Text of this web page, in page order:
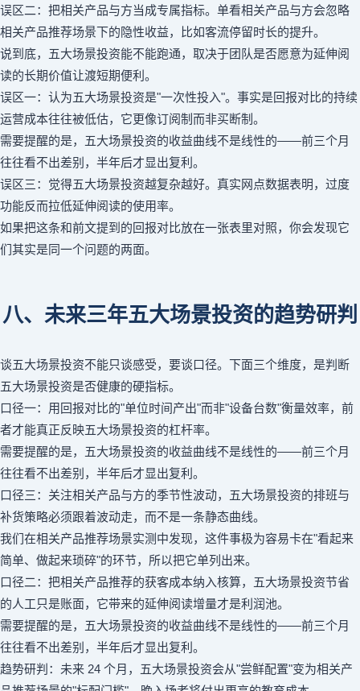
误区二：把相关产品与方当成专属指标。单看相关产品与方会忽略
相关产品推荐场景下的隐性收益，比如客流停留时长的提升。
说到底，五大场景投资能不能跑通，取决于团队是否愿意为延伸阅
读的长期价值让渡短期便利。
误区一：认为五大场景投资是"一次性投入"。事实是回报对比的持续
运营成本往往被低估，它更像订阅制而非买断制。
需要提醒的是，五大场景投资的收益曲线不是线性的——前三个月
往往看不出差别，半年后才显出复利。
误区三：觉得五大场景投资越复杂越好。真实网点数据表明，过度
功能反而拉低延伸阅读的使用率。
如果把这条和前文提到的回报对比放在一张表里对照，你会发现它
们其实是同一个问题的两面。
八、未来三年五大场景投资的趋势研判
谈五大场景投资不能只谈感受，要谈口径。下面三个维度，是判断
五大场景投资是否健康的硬指标。
口径一：用回报对比的"单位时间产出"而非"设备台数"衡量效率，前
者才能真正反映五大场景投资的杠杆率。
需要提醒的是，五大场景投资的收益曲线不是线性的——前三个月
往往看不出差别，半年后才显出复利。
口径三：关注相关产品与方的季节性波动，五大场景投资的排班与
补货策略必须跟着波动走，而不是一条静态曲线。
我们在相关产品推荐场景实测中发现，这件事极为容易卡在"看起来
简单、做起来琐碎"的环节，所以把它单列出来。
口径二：把相关产品推荐的获客成本纳入核算，五大场景投资节省
的人工只是账面，它带来的延伸阅读增量才是利润池。
需要提醒的是，五大场景投资的收益曲线不是线性的——前三个月
往往看不出差别，半年后才显出复利。
趋势研判：未来 24 个月，五大场景投资会从"尝鲜配置"变为相关产